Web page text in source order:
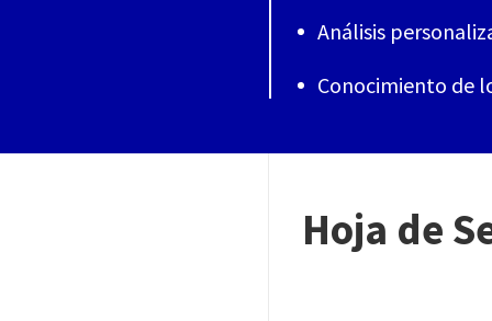
Análisis
Conocimiento de
Hoja de